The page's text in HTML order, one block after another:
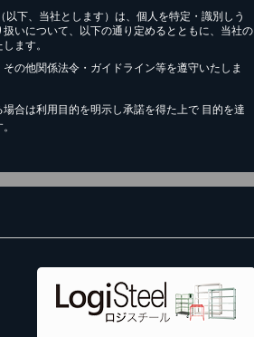
下、当社とします）は、個人を特定・識別しう
いについて、以下の通り定めるとともに、当社の
ます。
の他関係法令・ガイドライン等を遵守いたしま
合は利用目的を明示し承諾を得た上で 目的を達